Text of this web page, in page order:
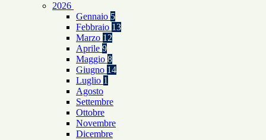
2026
Gennaio 5
Febbraio 13
Marzo 12
Aprile 9
Maggio 8
Giugno 14
Luglio 1
Agosto
Settembre
Ottobre
Novembre
Dicembre